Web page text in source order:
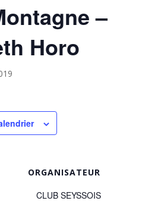
–
Horo
ORGANISATEUR
CLUB SEYSSOIS